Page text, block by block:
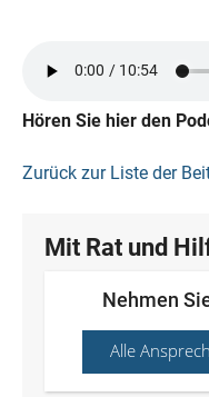
Hören Sie hier den
Zurück zur Liste der
Mit Rat und
Nehmen
Alle